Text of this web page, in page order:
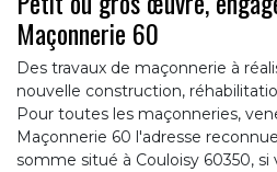
Maçonnerie 60
Des travaux de maçonnerie à
nouvelle construction,
Pour toutes les maçonneries,
Maçonnerie 60 l'adresse
somme situé à Couloisy 60350,